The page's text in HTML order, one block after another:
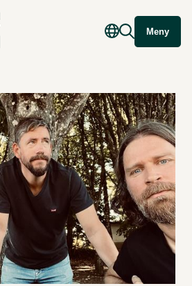
Meny